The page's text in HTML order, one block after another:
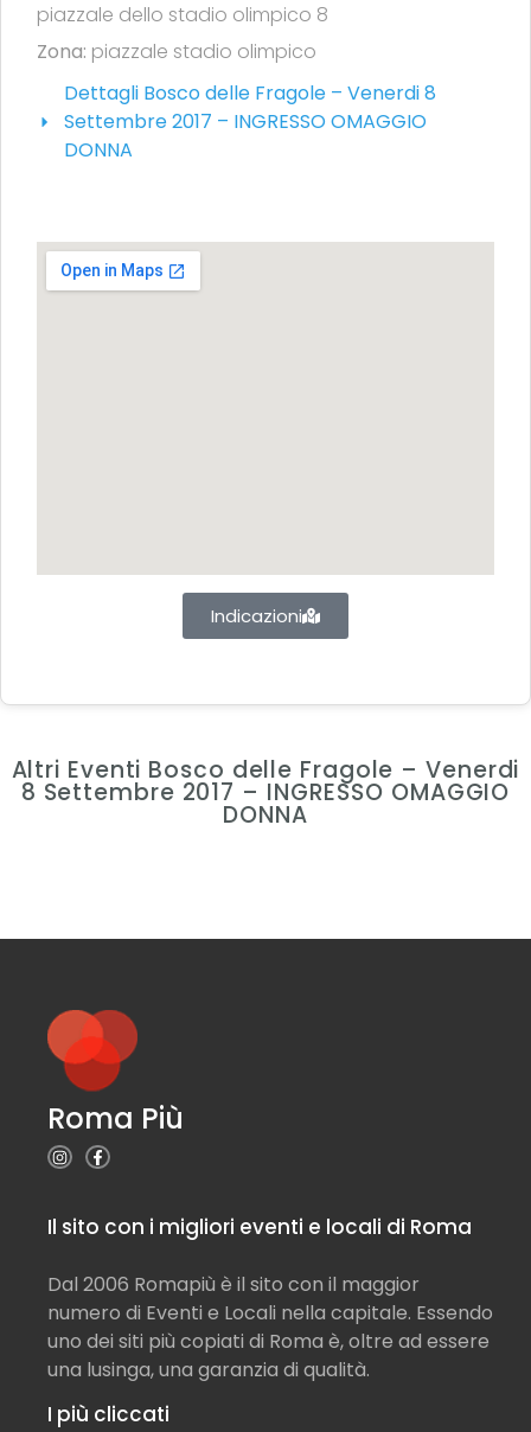
piazzale dello stadio olimpico 8
Zona: piazzale stadio olimpico
Dettagli Bosco delle Fragole – Venerdi 8
Settembre 2017 – INGRESSO OMAGGIO
DONNA
Indicazioni
Altri Eventi Bosco delle Fragole – Venerdi
8 Settembre 2017 – INGRESSO OMAGGIO
DONNA
Roma Più
Il sito con i migliori eventi e locali di Roma
Dal 2006 Romapiù è il sito con il maggior
numero di Eventi e Locali nella capitale. Essendo
uno dei siti più copiati di Roma è, oltre ad essere
una lusinga, una garanzia di qualità.
I più cliccati